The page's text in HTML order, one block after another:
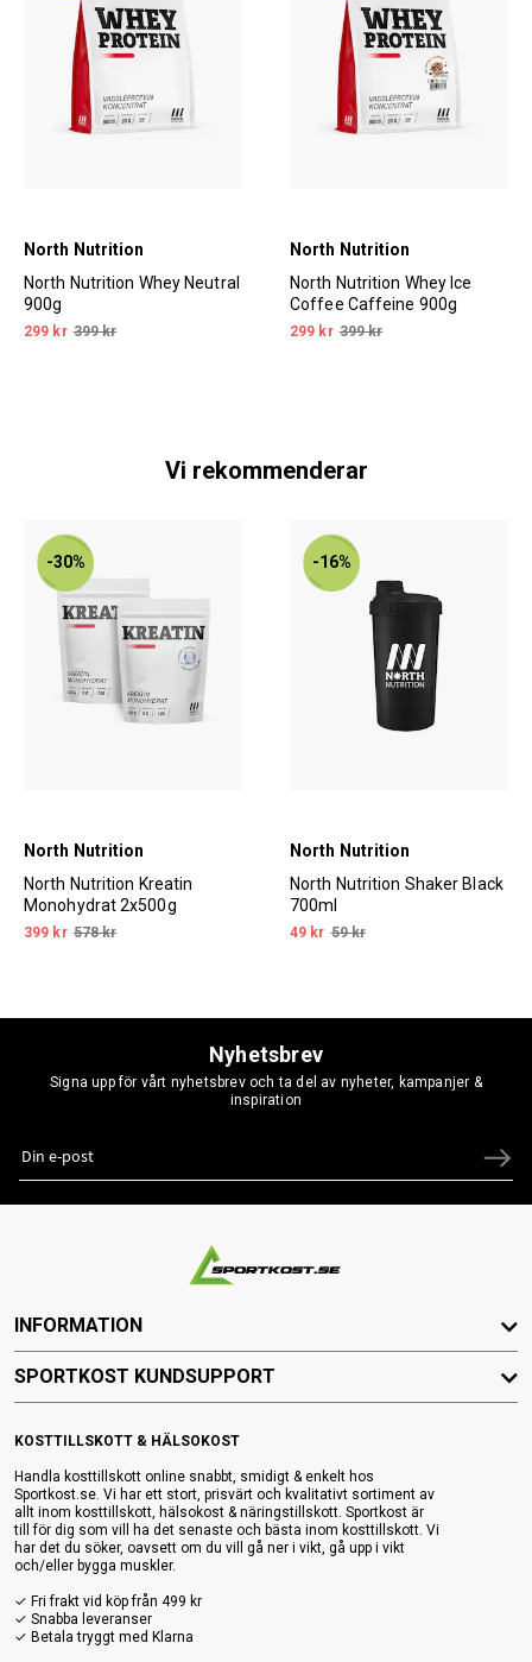
North Nutrition
North Nutrition Whey Neutral
900g
299 kr 399 kr
North Nutrition
North Nutrition Whey Ice
Coffee Caffeine 900g
299 kr 399 kr
Vi rekommenderar
-30%
North Nutrition
North Nutrition Kreatin
Monohydrat 2x500g
399 kr 578 kr
-16%
North Nutrition
North Nutrition Shaker Black
700ml
49 kr 59 kr
Nyhetsbrev
Signa upp för vårt nyhetsbrev och ta del av nyheter, kampanjer &
inspiration
KOSTTILLSKOTT & HÄLSOKOST
Handla kosttillskott online snabbt, smidigt & enkelt hos
Sportkost.se. Vi har ett stort, prisvärt och kvalitativt sortiment av
allt inom kosttillskott, hälsokost & näringstillskott. Sportkost är
till för dig som vill ha det senaste och bästa inom kosttillskott. Vi
har det du söker, oavsett om du vill gå ner i vikt, gå upp i vikt
och/eller bygga muskler.
✓ Fri frakt vid köp från 499 kr
✓ Snabba leveranser
✓ Betala tryggt med Klarna
INFORMATION
SPORTKOST KUNDSUPPORT